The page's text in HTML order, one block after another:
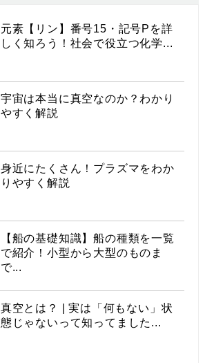
元素【リン】番号15・記号Pを詳
しく知ろう！社会で役立つ化学...
宇宙は本当に真空なのか？わかり
やすく解説
身近にたくさん！プラズマをわか
りやすく解説
【船の基礎知識】船の種類を一覧
で紹介！小型から大型のものま
で...
真空とは？ | 実は「何もない」状
態じゃないって知ってました...